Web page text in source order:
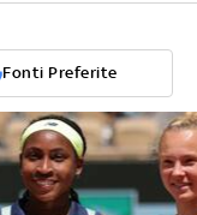
Fonti Preferite